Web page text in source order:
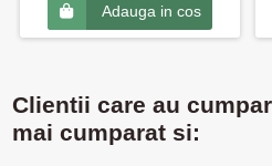
Adauga in cos
Clientii care au
mai cumparat si: